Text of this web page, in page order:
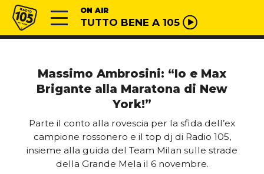
Vai al contenuto
Radio 105 ON AIR
TUTTO BENE A 105
Massimo Ambrosini: “Io e Max
Brigante alla Maratona di New
York!”
Parte il conto alla rovescia per la sfida dell’ex
campione rossonero e il top dj di Radio 105,
insieme alla guida del Team Milan sulle strade
della Grande Mela il 6 novembre.